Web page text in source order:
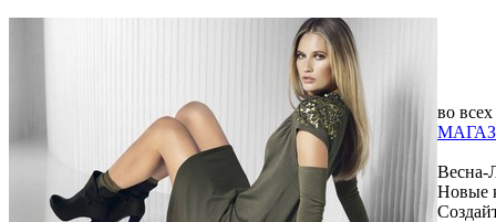
во всех
Весна-
Новые